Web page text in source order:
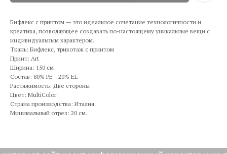
Бифлекс с принтом — это идеальное сочетание технологичности и
креатива, позволяющее создавать по-настоящему уникальные вещи с
индивидуальным характером.
Ткань: Бифлекс, трикотаж с принтом
Принт: Art
Ширина: 150 см
Состав: 80% PE - 20% EL
Растяжимость: Две стороны
Цвет: MultiColor
Страна производства: Италия
Минимальный отрез: 20 см.